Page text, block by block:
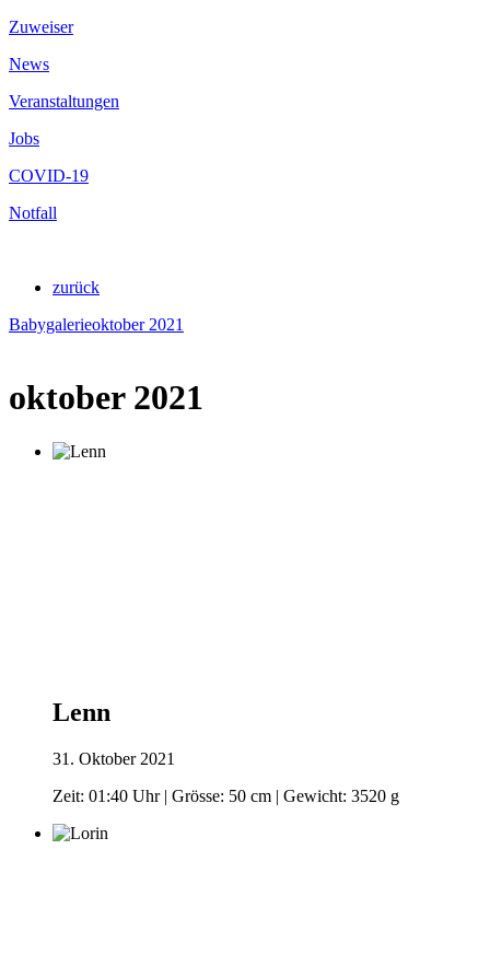
Zuweiser
News
Veranstaltungen
Jobs
COVID-19
Notfall
zurück
Babygalerieoktober 2021
oktober 2021
Lenn
31. Oktober 2021
Zeit: 01:40 Uhr | Grösse: 50 cm | Gewicht: 3520 g